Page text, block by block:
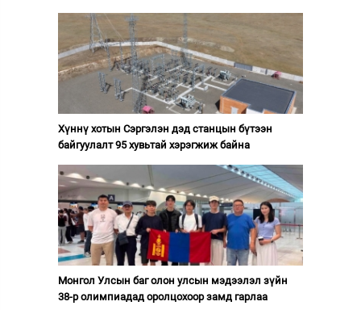
Хүннү хотын Сэргэлэн дэд станцын бүтээн
байгуулалт 95 хувьтай хэрэгжиж байна
Монгол Улсын баг олон улсын мэдээлэл зүйн
38-р олимпиадад оролцохоор замд гарлаа